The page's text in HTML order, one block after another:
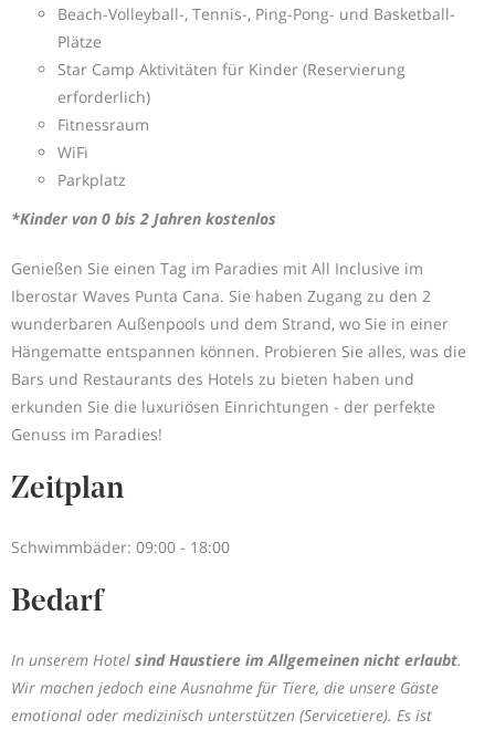
Beach-Volleyball-, Tennis-, Ping-Pong- und Basketball-
Plätze
Star Camp Aktivitäten für Kinder (Reservierung
erforderlich)
Fitnessraum
WiFi
Parkplatz
*Kinder von 0 bis 2 Jahren kostenlos
Genießen Sie einen Tag im Paradies mit All Inclusive im
Iberostar Waves Punta Cana. Sie haben Zugang zu den 2
wunderbaren Außenpools und dem Strand, wo Sie in einer
Hängematte entspannen können. Probieren Sie alles, was die
Bars und Restaurants des Hotels zu bieten haben und
erkunden Sie die luxuriösen Einrichtungen - der perfekte
Genuss im Paradies!
Zeitplan
Schwimmbäder: 09:00 - 18:00
Bedarf
In unserem Hotel sind Haustiere im Allgemeinen nicht erlaubt.
Wir machen jedoch eine Ausnahme für Tiere, die unsere Gäste
emotional oder medizinisch unterstützen (Servicetiere). Es ist